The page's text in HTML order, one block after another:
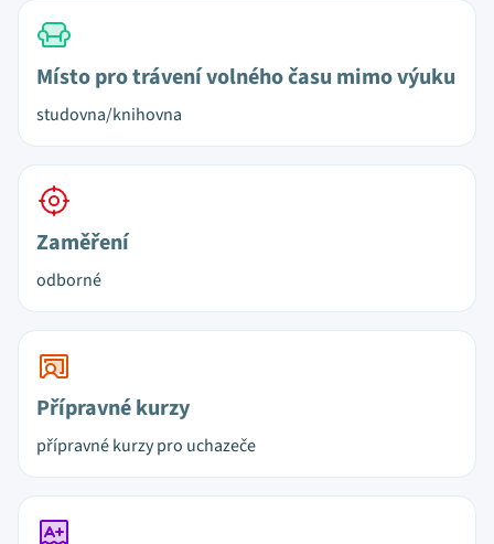
Místo pro trávení volného času mimo výuku
studovna/knihovna
Zaměření
odborné
Přípravné kurzy
přípravné kurzy pro uchazeče